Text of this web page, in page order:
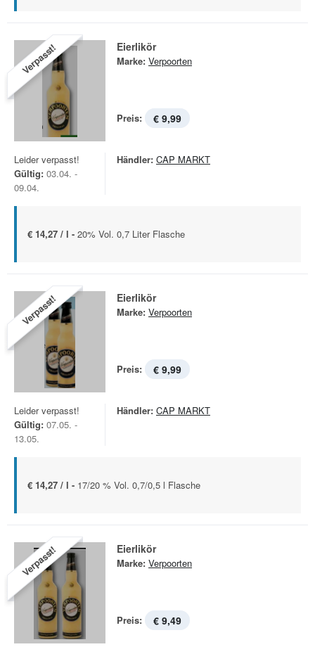
Verpasst! Eierlikör
Marke: Verpoorten
Preis: € 9,99
Leider verpasst!
Gültig: 03.04. -
09.04.
Händler: CAP MARKT
€ 14,27 / l - 20% Vol. 0,7 Liter Flasche
Verpasst! Eierlikör
Marke: Verpoorten
Preis: € 9,99
Leider verpasst!
Gültig: 07.05. -
13.05.
Händler: CAP MARKT
€ 14,27 / l - 17/20 % Vol. 0,7/0,5 l Flasche
Verpasst! Eierlikör
Marke: Verpoorten
Preis: € 9,49